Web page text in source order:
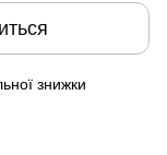
знижки